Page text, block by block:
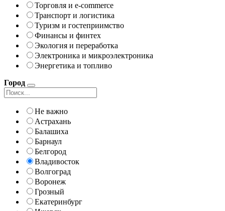
Торговля и e-commerce
Транспорт и логистика
Туризм и гостеприимство
Финансы и финтех
Экология и переработка
Электроника и микроэлектроника
Энергетика и топливо
Город
Не важно
Астрахань
Балашиха
Барнаул
Белгород
Владивосток
Волгоград
Воронеж
Грозный
Екатеринбург